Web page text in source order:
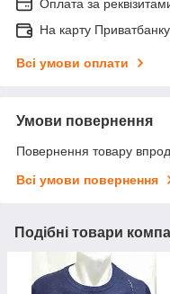
Оплата за
На карту Приватбанку
Всі умови оплати
Умови повернення
Повернення товару
Всі умови повернення
Подібні товари